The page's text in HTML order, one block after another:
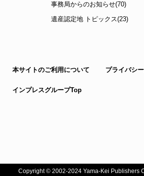
事務局からのお知らせ(70)
遺産認定地 トピックス(23)
本サイトのご利用について プライバシ
インプレスグループTop
Copyright © 2002-2024 Yama-Kei Publishers